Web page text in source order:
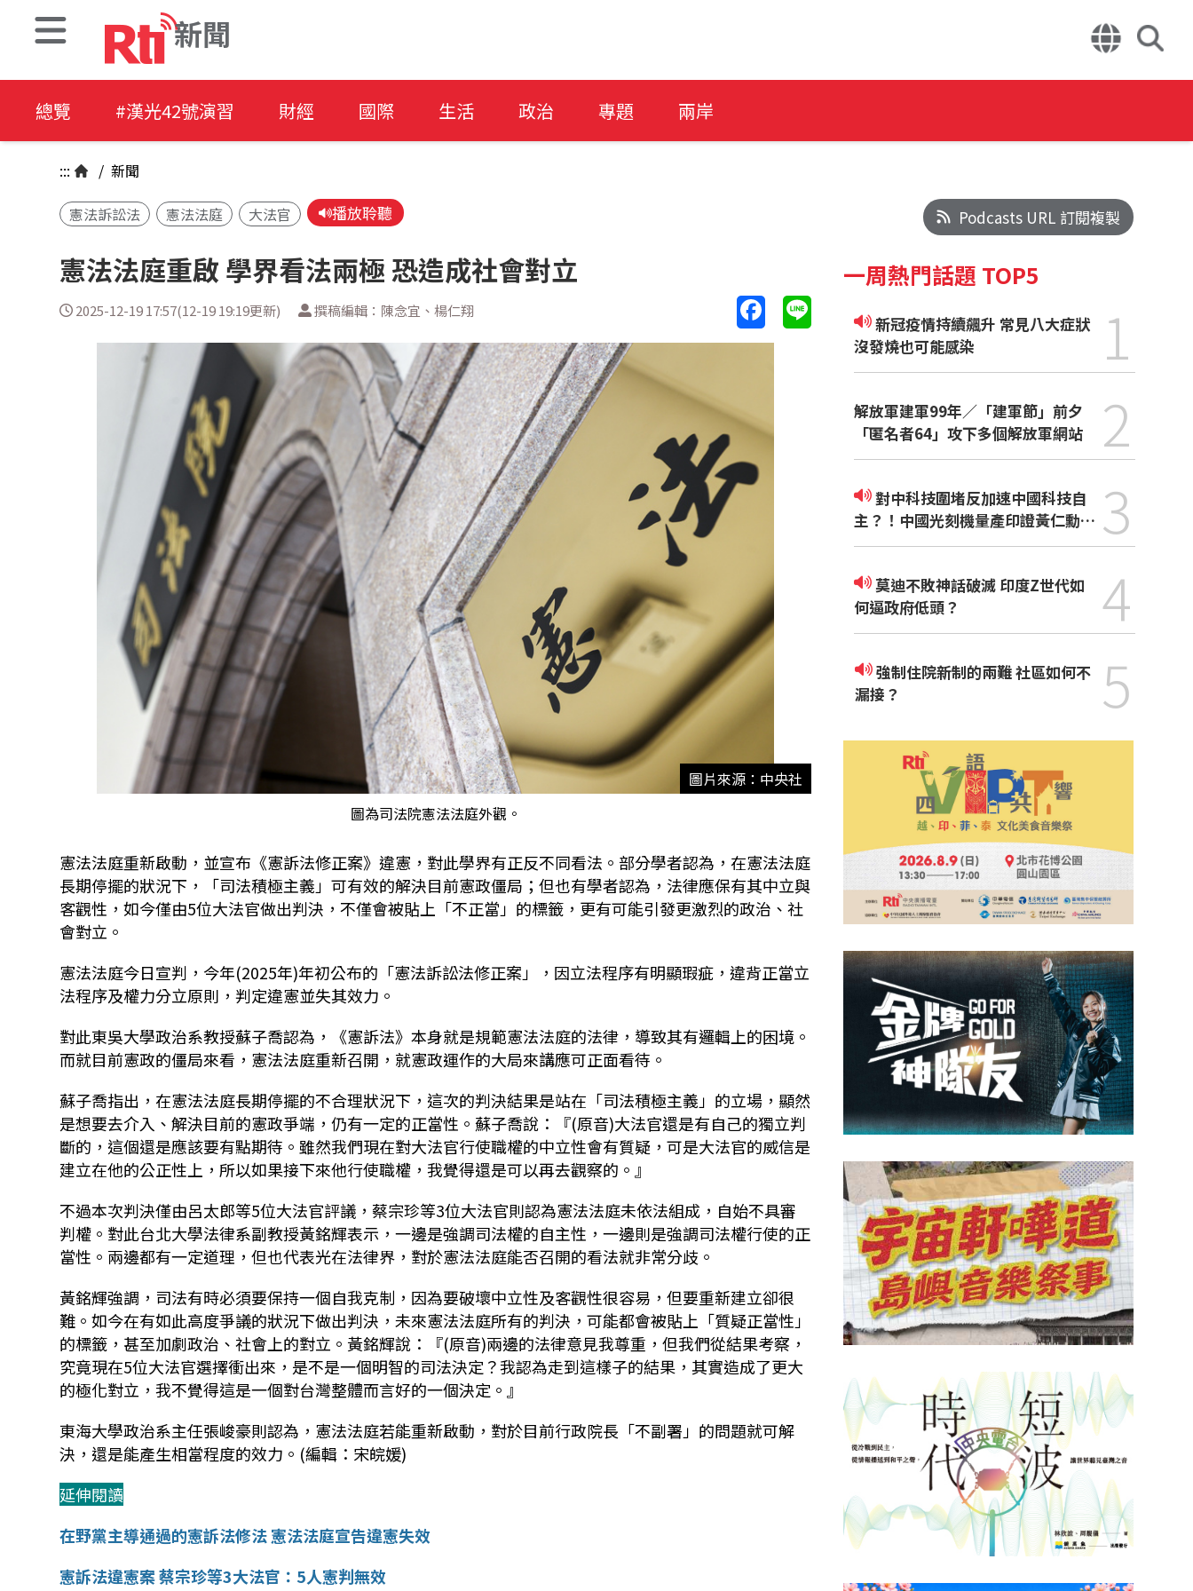
新聞
總覽 #漢光42號演習 財經 國際 生活 政治 專題 兩岸
::: / 新聞
憲法訴訟法 憲法法庭 大法官 播放聆聽
憲法法庭重啟 學界看法兩極 恐造成社會對立
2025-12-19 17:57(12-19 19:19更新) 撰稿編輯：陳念宜、楊仁翔
圖片來源：中央社
圖為司法院憲法法庭外觀。
憲法法庭重新啟動，並宣布《憲訴法修正案》違憲，對此學界有正反不同看法。部分學者認為，在憲法法庭
長期停擺的狀況下，「司法積極主義」可有效的解決目前憲政僵局；但也有學者認為，法律應保有其中立與
客觀性，如今僅由5位大法官做出判決，不僅會被貼上「不正當」的標籤，更有可能引發更激烈的政治、社
會對立。
憲法法庭今日宣判，今年(2025年)年初公布的「憲法訴訟法修正案」，因立法程序有明顯瑕疵，違背正當立
法程序及權力分立原則，判定違憲並失其效力。
對此東吳大學政治系教授蘇子喬認為，《憲訴法》本身就是規範憲法法庭的法律，導致其有邏輯上的困境。
而就目前憲政的僵局來看，憲法法庭重新召開，就憲政運作的大局來講應可正面看待。
蘇子喬指出，在憲法法庭長期停擺的不合理狀況下，這次的判決結果是站在「司法積極主義」的立場，顯然
是想要去介入、解決目前的憲政爭端，仍有一定的正當性。蘇子喬說：『(原音)大法官還是有自己的獨立判
斷的，這個還是應該要有點期待。雖然我們現在對大法官行使職權的中立性會有質疑，可是大法官的威信是
建立在他的公正性上，所以如果接下來他行使職權，我覺得還是可以再去觀察的。』
不過本次判決僅由呂太郎等5位大法官評議，蔡宗珍等3位大法官則認為憲法法庭未依法組成，自始不具審
判權。對此台北大學法律系副教授黃銘輝表示，一邊是強調司法權的自主性，一邊則是強調司法權行使的正
當性。兩邊都有一定道理，但也代表光在法律界，對於憲法法庭能否召開的看法就非常分歧。
黃銘輝強調，司法有時必須要保持一個自我克制，因為要破壞中立性及客觀性很容易，但要重新建立卻很
難。如今在有如此高度爭議的狀況下做出判決，未來憲法法庭所有的判決，可能都會被貼上「質疑正當性」
的標籤，甚至加劇政治、社會上的對立。黃銘輝說：『(原音)兩邊的法律意見我尊重，但我們從結果考察，
究竟現在5位大法官選擇衝出來，是不是一個明智的司法決定？我認為走到這樣子的結果，其實造成了更大
的極化對立，我不覺得這是一個對台灣整體而言好的一個決定。』
東海大學政治系主任張峻豪則認為，憲法法庭若能重新啟動，對於目前行政院長「不副署」的問題就可解
決，還是能產生相當程度的效力。(編輯：宋皖媛)
延伸閱讀
在野黨主導通過的憲訴法修法 憲法法庭宣告違憲失效
憲訴法違憲案 蔡宗珍等3大法官：5人憲判無效
Podcasts URL 訂閱複製
一周熱門話題 TOP5
新冠疫情持續飆升 常見八大症狀
沒發燒也可能感染
1
解放軍建軍99年／「建軍節」前夕
「匿名者64」攻下多個解放軍網站
2
對中科技圍堵反加速中國科技自
主？！中國光刻機量產印證黃仁勳觀
點
3
莫迪不敗神話破滅 印度Z世代如
何逼政府低頭？
4
強制住院新制的兩難 社區如何不
漏接？
5